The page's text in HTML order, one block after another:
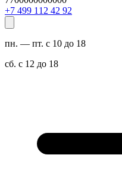
29 24 211 994 7+
пн. — пт. с 10 до 18
сб. с 12 до 18